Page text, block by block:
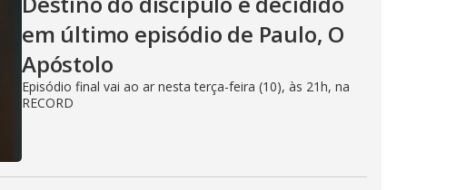
em último episódio de Paulo, O
Apóstolo
Episódio final vai ao ar nesta terça-feira (10), às 21h, na
RECORD